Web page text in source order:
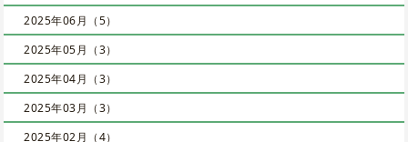
2025年06月（5）
2025年05月（3）
2025年04月（3）
2025年03月（3）
2025年02月（4）